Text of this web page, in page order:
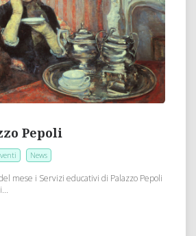
Pepoli
News
mese i Servizi educativi di Palazzo Pepoli